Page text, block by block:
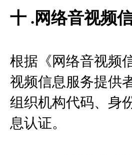
十 .网络音视频
根据《网络音视频
视频信息服务提供
组织机构代码、身
息认证。